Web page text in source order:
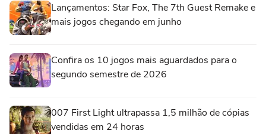
Lançamentos: Star Fox, The 7th Guest Remake e
mais jogos chegando em junho
Confira os 10 jogos mais aguardados para o
segundo semestre de 2026
007 First Light ultrapassa 1,5 milhão de cópias
vendidas em 24 horas